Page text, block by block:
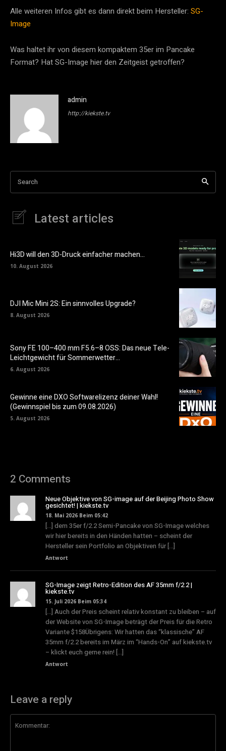
Alle weiteren Infos gibt es dann direkt beim Hersteller: SG-
Image
Was haltet ihr von diesem kompaktem 35er im Pancake
Format? Hat SG-Image hier den Zeitgeist getroffen?
admin
http://kiekste.tv
Search
Latest articles
Hi3D will den 3D-Druck einfacher machen…
10. August 2026
DJI Mic Mini 2S: Ein sinnvolles Upgrade?
8. August 2026
Sony FE 100–400 mm F5.6–8 OSS: Das neue Tele-
Leichtgewicht für Sommerwetter…
6. August 2026
Gewinne eine DXO Softwarelizenz deiner Wahl!
(Gewinnspiel bis zum 09.08.2026)
5. August 2026
2 Comments
Neue Objektive von SG-image auf der Beijing Photo Show
gesichtet! | kiekste.tv
18. Mai 2026 Beim 05:42
[…] dem 35er f/2.2 Semi-Pancake von SG-Image welches
wir hier bereits in den Händen hatten – scheint der
Hersteller sein Portfolio an Objektiven für […]
Antwort
SG-Image zeigt Retro-Edition des AF 35mm f/2.2 |
kiekste.tv
15. Juli 2026 Beim 05:34
[…] Auch der Preis scheint relativ konstant zu bleiben – auf
der Website von SG-Image beträgt der Preis für die Retro
Variante $158Übrigens: Wir hatten das “klassische” AF
35mm f/2.2 bereits im März im “Hands-On” auf kiekste.tv
– klickt euch gerne rein! […]
Antwort
Leave a reply